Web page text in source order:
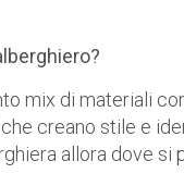
mix di materiali
creano stile e
allora dove si